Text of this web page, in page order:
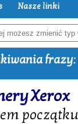
Nasze linki
frazy:
Xerox